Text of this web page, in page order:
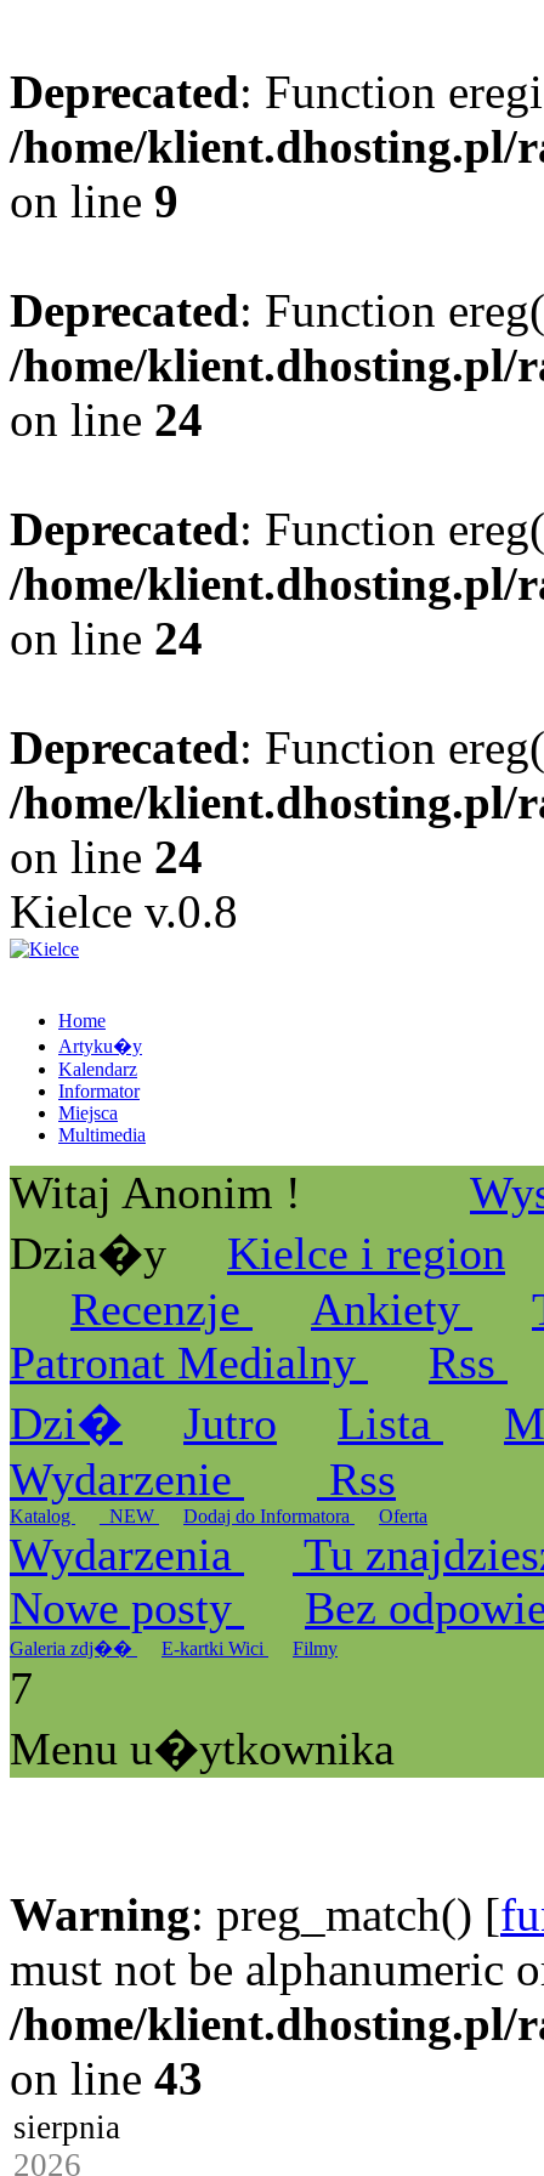
Deprecated: Function
/home/klient.dhosting.pl/
on line 9
Deprecated: Function
/home/klient.dhosting.pl/
on line 24
Deprecated: Function
/home/klient.dhosting.pl/
on line 24
Deprecated: Function
/home/klient.dhosting.pl/
on line 24
Kielce v.0.8
Home
Artyku�y
Kalendarz
Informator
Miejsca
Multimedia
Witaj Anonim !
Dzia�y
Kielce i region
Recenzje
Ankiety
Patronat Medialny
Rss
Dzi�
Jutro Lista
Wydarzenie
Rss
Katalog _NEW Dodaj do Informatora Oferta
Wydarzenia
Tu
Nowe posty
Bez
Galeria zdj�� E-kartki Wici Filmy
7
Menu u�ytkownika
Warning: preg_match() [
must not be alphanumeric
/home/klient.dhosting.pl/
on line 43
sierpnia
2026